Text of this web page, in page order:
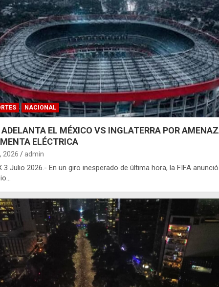
NACIONAL
ADELANTA EL MÉXICO VS INGLATERRA POR
ELÉCTRICA
2026 admin
3 Julio 2026.- En un giro inesperado de última hora, la FIFA